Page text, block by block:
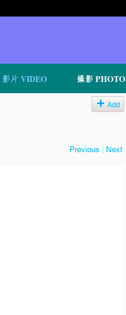
影片 VIDEO 攝影 PHOTO
Add
Previous | Next